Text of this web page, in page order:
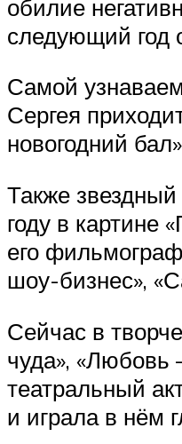
обилие
следующий год
Самой
Сергея
новогодний
Также
году в картине
его
шоу-бизнес»,
Сейчас в
чуда»,
театральный
и играла в нём